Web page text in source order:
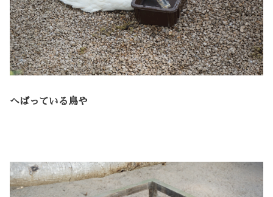
へばっている鳥や